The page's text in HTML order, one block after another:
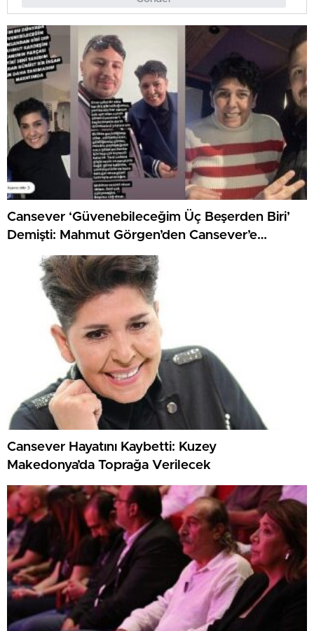
Cansever ‘Güvenebileceğim Üç Beşerden Biri’
Demişti: Mahmut Görgen’den Cansever’e
Duygusal Veda
Cansever Hayatını Kaybetti: Kuzey
Makedonya’da Toprağa Verilecek